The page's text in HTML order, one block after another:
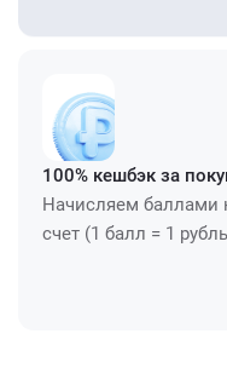
100% кешбэк за
Начисляем баллами
счет (1 балл = 1